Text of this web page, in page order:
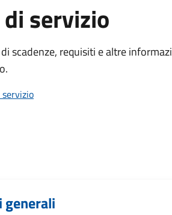
servizio
scadenze, requisiti e altre
generali